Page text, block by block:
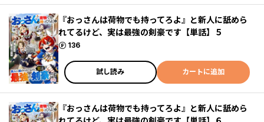
『おっさんは荷物でも持ってろよ』と新人に舐めら
れてるけど、実は最強の剣豪です【単話】５
136
ポイント
試し読み カートに追加
『おっさんは荷物でも持ってろよ』と新人に舐めら